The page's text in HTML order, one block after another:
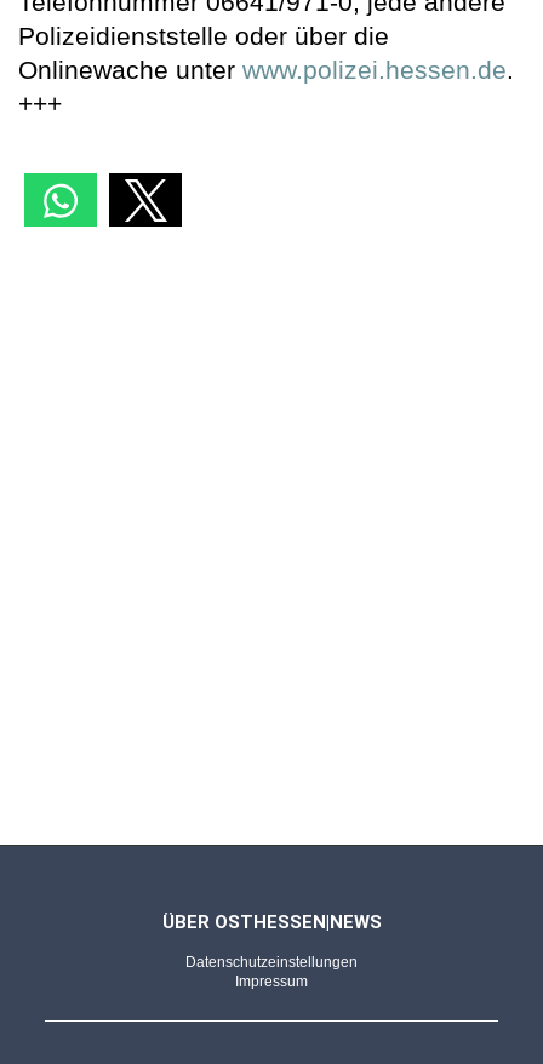
Polizeidienststelle oder über die
Onlinewache unter www.polizei.hessen.de.
+++
ÜBER OSTHESSEN|NEWS
Datenschutzeinstellungen
Impressum